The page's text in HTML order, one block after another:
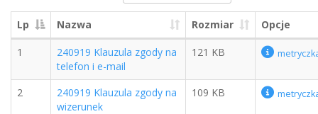
Lp Nazwa Rozmiar Opcje
1
240919 Klauzula zgody na
telefon i e-mail
121 KB
2
240919 Klauzula zgody na
wizerunek
109 KB